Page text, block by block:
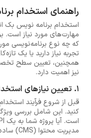
راهنمای استخدام
استخدام برنامه نویس بک
مهارت‌های مورد نیاز است.
که چه نوع برنامه‌نویسی
تجربه نیاز دارید یا یک
همچنین، تعیین سطح
نیز اهمیت دارد.
1. تعیین نیازهای استخدامی برای پوزیشن بک اند دولوپر
قبل از شروع فرآیند
کنید. این شامل بررسی
مدیریت محتوا (CMS) ساده؟